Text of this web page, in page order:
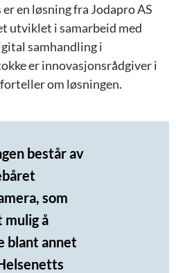
en løsning fra Jodapro AS
utviklet i samarbeid med
samhandling i
er innovasjonsrådgiver i
om løsningen.
består av
som
mulig å
blant annet